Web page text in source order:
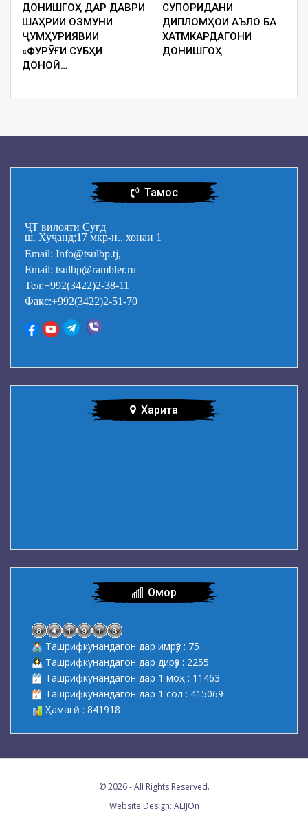
ДОНИШГОҲ ДАР ДАВРИ
ШАҲРИИ ОЗМУНИ
ҶУМҲУРИЯВИИ
«ФУРӮҒИ СУБҲИ
ДОНОӢ…
СУПОРИДАНИ
ДИПЛОМҲОИ АЪЛО БА
ХАТМКАРДАГОНИ
ДОНИШГОҲ
Тамос
ҶТ вилояти Суғд
ш. Хуҷанд;17 мкр-н., хонаи 1
Email: Info@tsulbp.tj,
Email: tsulbp@rambler.ru
Тел:+992(3422)2-38-11
Факс:+992(3422)2-51-70
Харита
Омор
Ташрифкунандагон дар имрӯз : 75
Ташрифкунандагон дар дирӯз : 2255
Ташрифкунандагон дар 1 моҳ : 11463
Ташрифкунандагон дар 1 сол : 415069
Ҳамагӣ : 841918
© 2026 - All Rights Reserved.
Website Design: ALIJOn